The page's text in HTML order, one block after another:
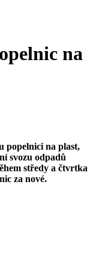
na
popelnici na plast,
svozu odpadů
středy a čtvrtka
za nové.